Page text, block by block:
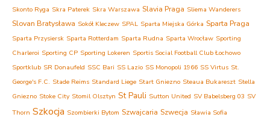
Skonto Ryga Skra Paterek Skra Warszawa Slavia Praga Sliema Wanderers
Slovan Bratysława Sokół Kleczew SPAL Sparta Miejska Górka Sparta Praga
Sparta Przysiersk Sparta Rotterdam Sparta Rudna Sparta Wrocław Sporting
Charleroi Sporting CP Sporting Lokeren Sportis Social Football Club Łochowo
Sportklub SR Donaufeld SSC Bari SS Lazio SS Monopoli 1966 SS Virtus St.
George's F.C. Stade Reims Standard Liege Start Gniezno Steaua Bukareszt Stella
Gniezno Stoke City Stomil Olsztyn St Pauli Sutton United SV Babelsberg 03 SV
Thorn Szkocja Szombierki Bytom Szwajcaria Szwecja Sławia Sofia